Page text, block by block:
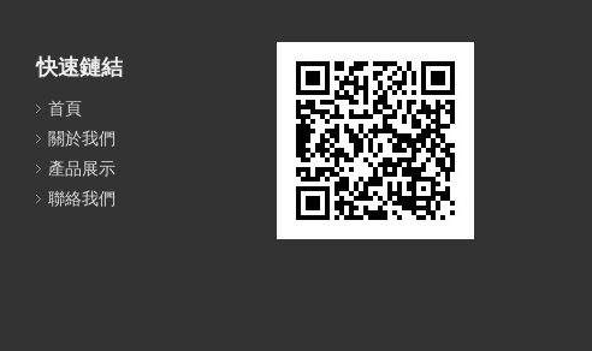
快速鏈結
首頁
關於我們
產品展示
聯絡我們